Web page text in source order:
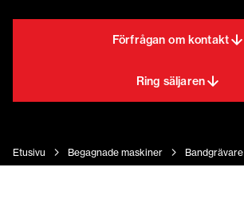
Förfrågan om kontakt
Ring säljaren
Etusivu Begagnade maskiner Bandgrävare